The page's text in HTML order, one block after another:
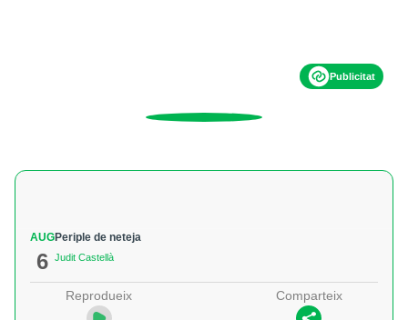
Publicitat
AUG
6
Periple de neteja
Judit Castellà
Reprodueix Comparteix